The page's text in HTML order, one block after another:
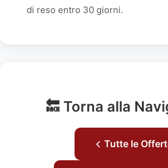
di reso entro 30 giorni.
🔙 Torna alla
Tutte le